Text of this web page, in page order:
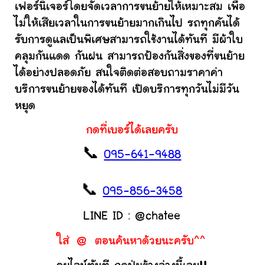
เฟอร์นิเจอร์โดยจัดเวลาการขนย้ายให้เหมาะสม เพื่อ
ไม่ให้เสียเวลาในการขนย้ายมากเกินไป รถทุกคันได้
รับการดูแลเป็นพิเศษสามารถใช้งานได้ทันที มีผ้าใบ
คลุมกันแดด กันฝน สามารถป้องกันสิ่งของที่ขนย้าย
ได้อย่างปลอดภัย สนใจติดต่อสอบถามราคาค่า
บริการขนย้ายของได้ทันที เปิดบริการทุกวันไม่มีวัน
หยุด
กดที่เบอร์ได้เลยครับ
📞095-641-9488
📞095-856-3458
LINE ID : @chatee
ใส่ @ ตอนค้นหาด้วยนะครับ^^